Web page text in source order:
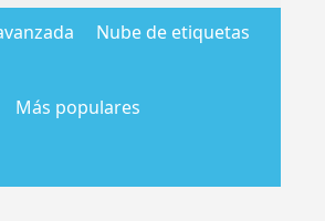
Nube de etiquetas
Más populares